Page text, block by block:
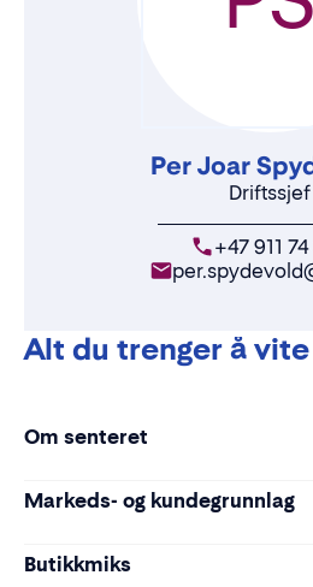
Per Joar
Driftssjef
+47 911
Alt du trenger å vite
Om senteret
Markeds- og kundegrunnlag
Butikkmiks